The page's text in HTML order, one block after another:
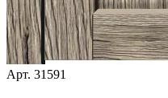
Арт. 31591